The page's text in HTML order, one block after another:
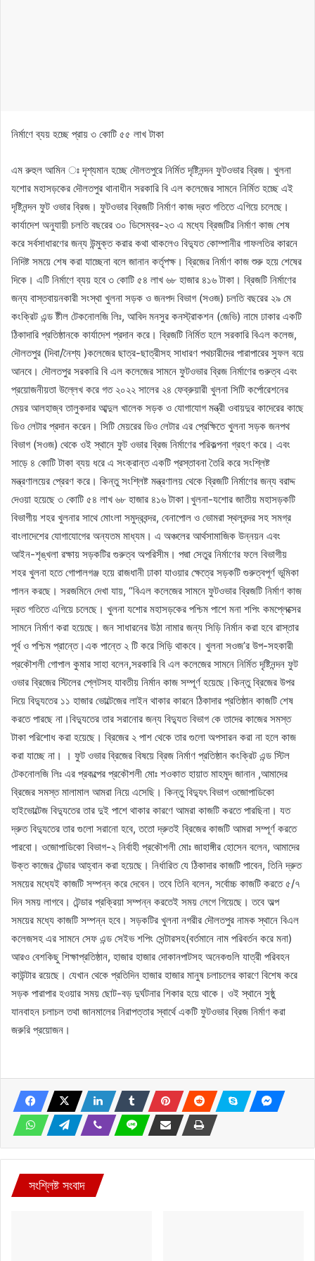
নির্মাণে ব্যয় হচ্ছে প্রায় ৩ কোটি ৫৫ লাখ টাকা
এম রুহুল আমিন ঃ দৃশ্যমান হচ্ছে দৌলতপুরে নির্মিত দৃষ্টিনন্দন ফুটওভার ব্রিজ। খুলনা
যশোর মহাসড়কের দৌলতপুর থানাধীন সরকারি বি এল কলেজের সামনে নির্মিত হচ্ছে এই
দৃষ্টিনন্দন ফুট ওভার ব্রিজ। ফুটওভার ব্রিজটি নির্মাণ কাজ দ্রত গতিতে এগিয়ে চলেছে।
কার্যাদেশ অনুযায়ী চলতি বছরের ৩০ ডিসেম্বর-২৩ এ মধ্যে ব্রিজটির নির্মাণ কাজ শেষ
করে সর্বসাধারণের জন্য উন্মুক্ত করার কথা থাকলেও বিদ্যুত কোম্পানীর গাফলতির কারনে
নিদিষ্ট সময়ে শেষ করা যাচ্ছেনা বলে জানান কর্তৃপক্ষ। ব্রিজের নির্মাণ কাজ শুরু হয়ে শেষের
দিকে। এটি নির্মাণে ব্যয় হবে ৩ কোটি ৫৪ লাখ ৬৮ হাজার ৪১৬ টাকা। ব্রিজটি নির্মাণের
জন্য বাস্তবায়নকারী সংস্থা খুলনা সড়ক ও জনপদ বিভাগ (সওজ) চলতি বছরের ২৯ মে
কংক্রিট এন্ড ষ্টীল টেকনোলজি লিঃ, আবিদ মনসুর কনস্ট্রাকশন (জেভি) নামে ঢাকার একটি
ঠিকাদারি প্রতিষ্ঠানকে কার্যাদেশ প্রদান করে। ব্রিজটি নির্মিত হলে সরকারি বিএল কলেজ,
দৌলতপুর (দিবা/নৈশ্য )কলেজের ছাত্র-ছাত্রীসহ সাধারণ পথচারীদের পারাপারের সুফল বয়ে
আনবে। দৌলতপুর সরকারি বি এল কলেজের সামনে ফুটওভার ব্রিজ নির্মাণের গুরুত্ব এবং
প্রয়োজনীয়তা উল্লেখ করে গত ২০২২ সালের ২৪ ফেব্রুয়ারী খুলনা সিটি কর্পোরেশনের
মেয়র আলহাজ্ব তালুকদার আব্দুল খালেক সড়ক ও যোগাযোগ মন্ত্রী ওবায়দুর কাদেরের কাছে
ডিও লেটার প্রদান করেন। সিটি মেয়রের ডিও লেটার এর প্রেক্ষিতে খুলনা সড়ক জনপথ
বিভাগ (সওজ) থেকে ওই স্থানে ফুট ওভার ব্রিজ নির্মাণের পরিকল্পনা গ্রহণ করে। এবং
সাড়ে ৪ কোটি টাকা ব্যয় ধরে এ সংক্রান্ত একটি প্রস্তাবনা তৈরি করে সংশ্লিষ্ট
মন্ত্রণালয়ের প্রেরণ করে। কিন্তু সংশ্লিষ্ট মন্ত্রণালয় থেকে ব্রিজটি নির্মাণের জন্য বরাদ্দ
দেওয়া হয়েছে ৩ কোটি ৫৪ লাখ ৬৮ হাজার ৪১৬ টাকা।খুলনা-যশোর জাতীয় মহাসড়কটি
বিভাগীয় শহর খুলনার সাথে মোংলা সমুদ্রবন্দর, বেনাপোল ও ভোমরা স্থলবন্দর সহ সমগ্র
বাংলাদেশের যোগাযোগের অন্যতম মাধ্যম। এ অঞ্চলের আর্থসামাজিক উন্নয়ন এবং
আইন-শৃঙ্খলা রক্ষায় সড়কটির গুরুত্ব অপরিসীম। পদ্মা সেতুর নির্মাণের ফলে বিভাগীয়
শহর খুলনা হতে গোপালগঞ্জ হয়ে রাজধানী ঢাকা যাওয়ার ক্ষেত্রে সড়কটি গুরুত্বপূর্ণ ভূমিকা
পালন করছে। সরজমিনে দেখা যায়, “বিএল কলেজের সামনে ফুটওভার ব্রিজটি নির্মাণ কাজ
দ্রত গতিতে এগিয়ে চলেছে। খুলনা যশোর মহাসড়কের পশ্চিম পাশে মনা শপিং কমপ্লেক্সের
সামনে নির্মাণ করা হয়েছে। জন সাধারনের উঠা নামার জন্য সিড়ি নির্মান করা হবে রাস্তার
পূর্ব ও পশ্চিম প্রান্তে।এক পান্তে ২ টি করে সিড়ি থাকবে। খুলনা সওজ’র উপ-সহকারী
প্রকৌশলী গোপাল কুমার সাহা বলেন,সরকারি বি এল কলেজের সামনে নির্মিত দৃষ্টিনন্দন ফুট
ওভার ব্রিজের স্টিলের প্লেটসহ যাবতীয় নির্মান কাজ সম্পূর্ণ হয়েছে।কিন্তু ব্রিজের উপর
দিয়ে বিদ্যুতের ১১ হাজার ভোল্টেজের লাইন থাকার কারনে ঠিকাদার প্রতিষ্ঠান কাজটি শেষ
করতে পারছে না।বিদ্যুতের তার সরানোর জন্য বিদ্যুত বিভাগ কে তাদের কাজের সমস্ত
টাকা পরিশোধ করা হয়েছে। ব্রিজের ২ পাশ থেকে তার গুলো অপসারন করা না হলে কাজ
করা যাচ্ছে না। । ফুট ওভার ব্রিজের বিষয়ে ব্রিজ নির্মাণ প্রতিষ্ঠান কংক্রিট এন্ড স্টিল
টেকনোলজি লিঃ এর প্রকল্পের প্রকৌশলী মোঃ শওকাত হায়াত মাহমুদ জানান ,আমাদের
ব্রিজের সমস্ত মালামাল আমরা নিয়ে এসেছি। কিন্তু বিদ্যুৎ বিভাগ ওজোপাডিকো
হাইভোল্টেজ বিদ্যুতের তার দুই পাশে থাকার কারণে আমরা কাজটি করতে পারছিনা। যত
দ্রুত বিদ্যুতের তার গুলো সরানো হবে, ততো দ্রুতই ব্রিজের কাজটি আমরা সম্পূর্ণ করতে
পারবো। ওজোপাডিকো বিভাগ-২ নির্বাহী প্রকৌশলী মোঃ জাহাঙ্গীর হোসেন বলেন, আমাদের
উক্ত কাজের টেন্ডার আহ্বান করা হয়েছে। নির্ধারিত যে ঠিকাদার কাজটি পাবেন, তিনি দ্রুত
সময়ের মধ্যেই কাজটি সম্পন্ন করে দেবেন। তবে তিনি বলেন, সর্বোচ্চ কাজটি করতে ৫/৭
দিন সময় লাগবে। টেন্ডার প্রক্রিয়া সম্পন্ন করতেই সময় লেগে গিয়েছে। তবে অল্প
সময়ের মধ্যে কাজটি সম্পন্ন হবে। সড়কটির খুলনা নগরীর দৌলতপুর নামক স্থানে বিএল
কলেজসহ এর সামনে সেফ এন্ড সেইভ শপিং সেন্টারসহ(বর্তমানে নাম পরিবর্তন করে মনা)
আরও বেশকিছু শিক্ষাপ্রতিষ্ঠান, হাজার হাজার দোকানপাটসহ অনেকগুলি যাত্রী পরিবহন
কাউন্টার রয়েছে। যেখান থেকে প্রতিদিন হাজার হাজার মানুষ চলাচলের কারণে বিশেষ করে
সড়ক পারাপার হওয়ার সময় ছোট-বড় দুর্ঘটনার শিকার হয়ে থাকে। ওই স্থানে সুষ্ঠু
যানবাহন চলাচল তথা জানমালের নিরাপত্তার স্বার্থে একটি ফুটওভার ব্রিজ নির্মাণ করা
জরুরি প্রয়োজন।
সংশ্লিষ্ট সংবাদ